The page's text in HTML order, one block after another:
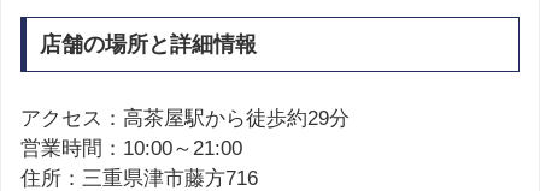
店舗の場所と詳細情報
アクセス：高茶屋駅から徒歩約29分
営業時間：10:00～21:00
住所：三重県津市藤方716